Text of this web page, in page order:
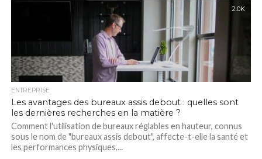
2.0K
ENTREPRISE
Les avantages des bureaux assis debout : quelles sont
les dernières recherches en la matière ?
Comment l'utilisation de bureaux réglables en hauteur, connus
sous le nom de "bureaux assis debout", affecte-t-elle la santé et
les performances physiques,...